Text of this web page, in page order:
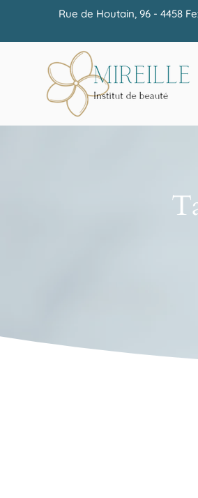
Rue de Houtain, 96 - 4458